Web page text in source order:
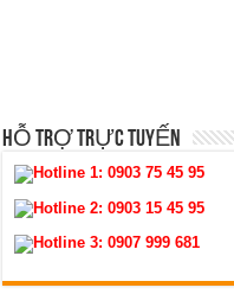
HỖ TRỢ TRỰC TUYẾN
Hotline 1:0903 75 45 95
Hotline 2:0903 15 45 95
Hotline 3:0907 999 681